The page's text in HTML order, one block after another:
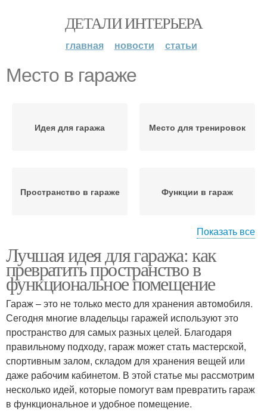
ДЕТАЛИ ИНТЕРЬЕРА
главная новости статьи
Место в гараже
Идея для гаража Место для тренировок
Пространство в гараже Функции в гараж
Место для хобби
Показать все
Лучшая идея для гаража: как
превратить пространство в
функциональное помещение
Гараж – это не только место для хранения автомобиля.
Сегодня многие владельцы гаражей используют это
пространство для самых разных целей. Благодаря
правильному подходу, гараж может стать мастерской,
спортивным залом, складом для хранения вещей или
даже рабочим кабинетом. В этой статье мы рассмотрим
несколько идей, которые помогут вам превратить гараж
в функциональное и удобное помещение.